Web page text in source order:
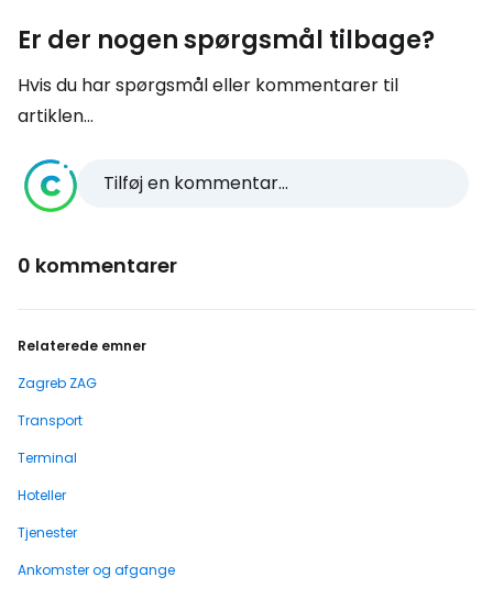
Er der nogen spørgsmål tilbage?
Hvis du har spørgsmål eller kommentarer til
artiklen...
Tilføj en kommentar...
0 kommentarer
Relaterede emner
Zagreb ZAG
Transport
Terminal
Hoteller
Tjenester
Ankomster og afgange